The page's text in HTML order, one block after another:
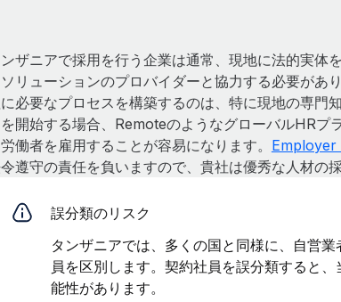
ザニアで採用を行う企業は通常、現地に法的実体
リューションのプロバイダーと協力する必要があ
必要なプロセスを構築するのは、特に現地の専門
開始する場合、RemoteのようなグローバルHRプ
働者を雇用することが容易になります。 Employer
遵守の責任を負いますので、貴社は優秀な人材の
誤分類のリスク
タンザニアでは、多くの国と同様に、自営
員を区別します。契約社員を誤分類すると
能性があります。